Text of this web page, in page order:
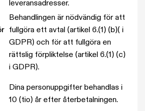
leveransadresser.
Behandlingen är nödvändig för att
fullgöra ett avtal (artikel 6.(1) (b)( i
GDPR) och för att fullgöra en
rättslig förpliktelse (artikel 6.(1) (c)
i GDPR).
Dina personuppgifter behandlas i
10 (tio) år efter återbetalningen.